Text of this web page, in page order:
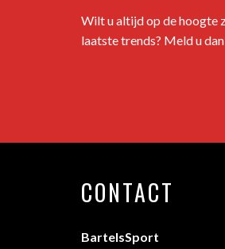
Wilt u altijd op de hoogte
laatste trends? Meld u
CONTACT
BartelsSport